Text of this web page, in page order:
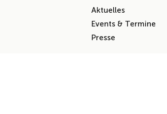
Aktuelles
Events & Termine
Presse